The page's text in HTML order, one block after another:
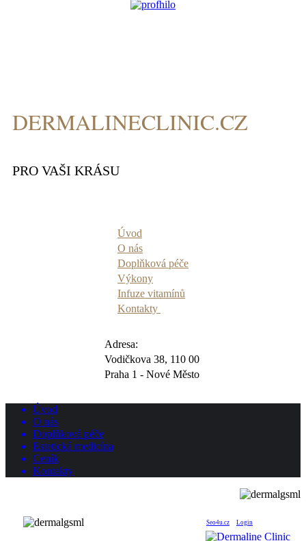
DERMALINECLINIC.CZ
PRO VAŠI KRÁSU
Úvod
O nás
Doplňková péče
Výkony
Infuze vitamínů
Kontakty
Adresa:
Vodičkova 38, 110 00
Praha 1 - Nové Město
Úvod
O nás
Doplňková péče
Estetická medicína
Ceník
Kontakty
Seo4u.cz Login